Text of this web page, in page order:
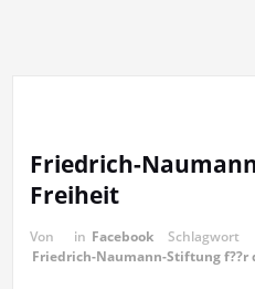
Friedrich-
Freiheit
Von in Facebook
Schlagwort
Friedrich-Naumann-Stiftung f??r